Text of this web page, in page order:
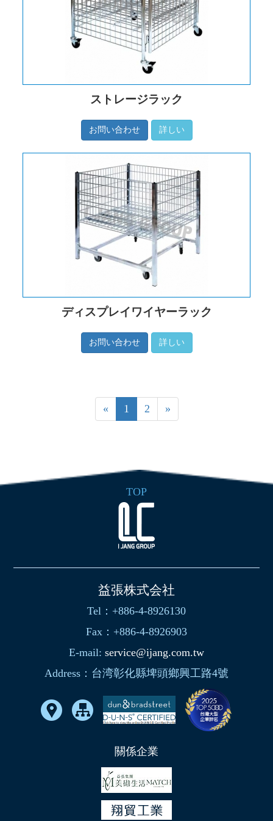
ストレージラック
お問い合わせ 詳しい
ディスプレイワイヤーラック
お問い合わせ 詳しい
« 1 2 »
TOP
益張株式会社
Tel：+886-4-8926130
Fax：+886-4-8926903
E-mail: service@ijang.com.tw
Address：台湾彰化縣埤頭鄉興工路4號
關係企業